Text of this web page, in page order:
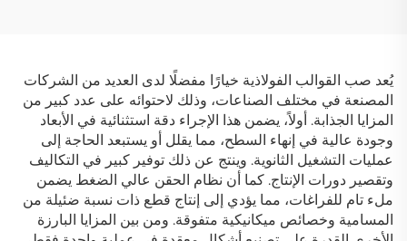
يُعد صب القوالب الفولاذية خيارًا مفضلًا لدى العديد من الشركات
المصنعة في مختلف الصناعات، وذلك لاحتوائه على عدد كبير من
المزايا الجذابة. أولاً، يضمن هذا الإجراء دقة استثنائية في الأبعاد
وجودة عالية في إنهاء السطح، مما يقلل أو يستبعد الحاجة إلى
عمليات التشغيل الثانوية. وينتج عن ذلك توفير كبير في التكاليف
وتقصير دورات الإنتاج. كما أن نظام الحقن عالي الضغط يضمن
ملء تام للفراغات، مما يؤدي إلى إنتاج قطع ذات نسبة ضئيلة من
المسامية وخصائص ميكانيكية متفوقة. ومن بين المزايا البارزة